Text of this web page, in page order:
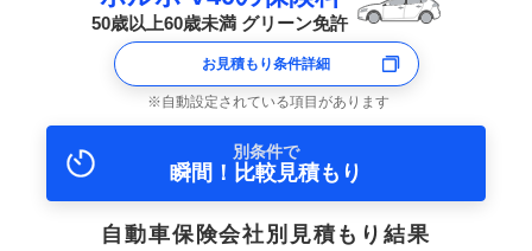
50歳以上60歳未満 グリーン免許
お見積もり条件詳細
自動設定されている項目があります
別条件で
瞬間！比較見積もり
自動車保険会社別見積もり結果